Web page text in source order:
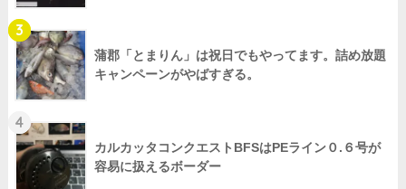
3
蒲郡「とまりん」は祝日でもやってます。詰め放題
キャンペーンがやばすぎる。
4
カルカッタコンクエストBFSはPEライン０.６号が
容易に扱えるボーダー